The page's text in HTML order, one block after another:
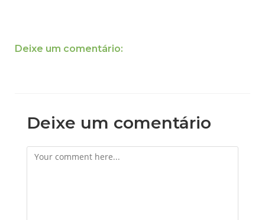
Deixe um comentário:
Deixe um comentário